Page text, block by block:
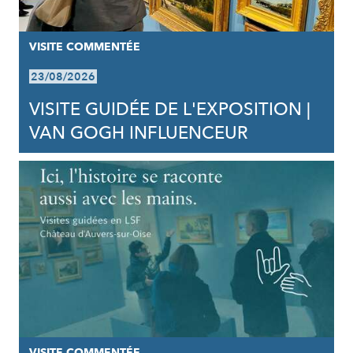
VISITE COMMENTÉE
23/08/2026
VISITE GUIDÉE DE L'EXPOSITION |
VAN GOGH INFLUENCEUR